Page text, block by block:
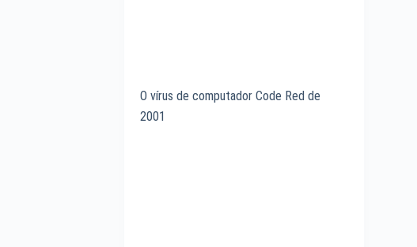
O vírus de computador Code Red de
2001